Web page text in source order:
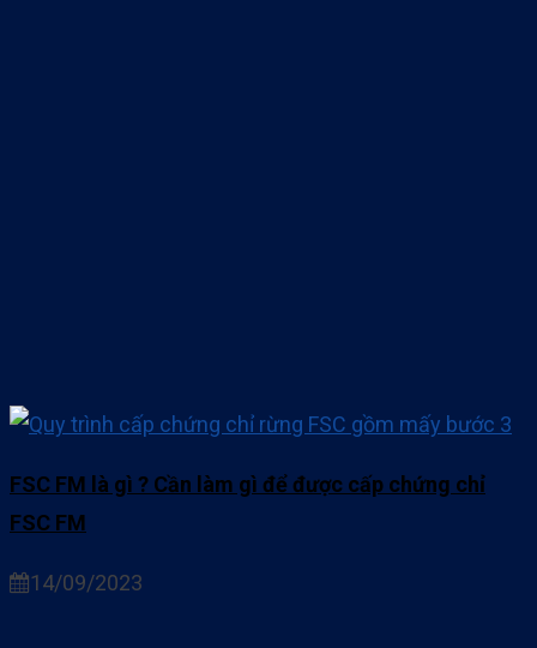
FSC FM là gì ? Cần làm gì để được cấp chứng chỉ
FSC FM
14/09/2023